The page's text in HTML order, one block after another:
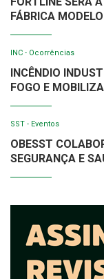
FÁBRICA
INC - Ocorrências
INCÊNDIO
FOGO E
SST - Eventos
OBESST
SEGURANÇA E